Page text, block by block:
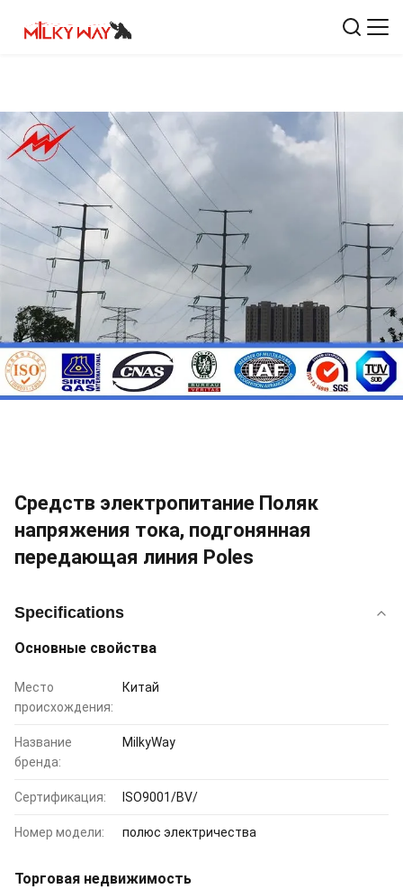
Средств электропитание Поляк
напряжения тока, подгонянная
передающая линия Poles
Specifications
Основные свойства
Место
происхождения:
Китай
Название
бренда:
MilkyWay
Сертификация: ISO9001/BV/
Номер модели: полюс электричества
Торговая недвижимость